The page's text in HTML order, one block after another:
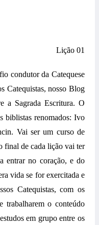
Lição 01
condutor da Catequese
Catequistas, nosso Blog
a Sagrada Escritura. O
biblistas renomados: Ivo
Vai ser um curso de
final de cada lição vai ter
entrar no coração, e do
vida se for exercitada e
Catequistas, com os
trabalharem o conteúdo
em grupo entre os